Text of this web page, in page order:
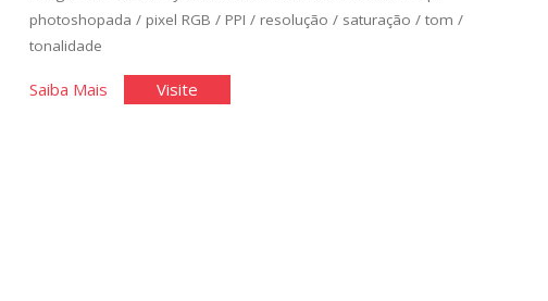
photoshopada / pixel RGB / PPI / resolução / saturação / tom /
tonalidade
Saiba Mais"EdiçãoVisite"Edição